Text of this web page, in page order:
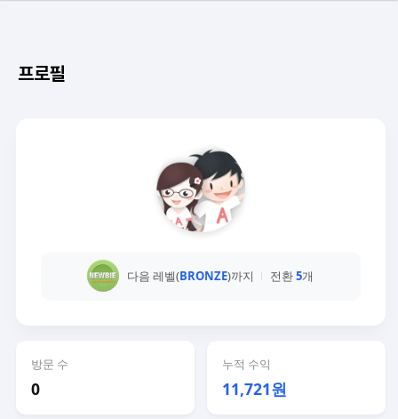
프로필
다음 레벨(BRONZE)까지 전환5개
방문 수
0
누적 수익
11,721원